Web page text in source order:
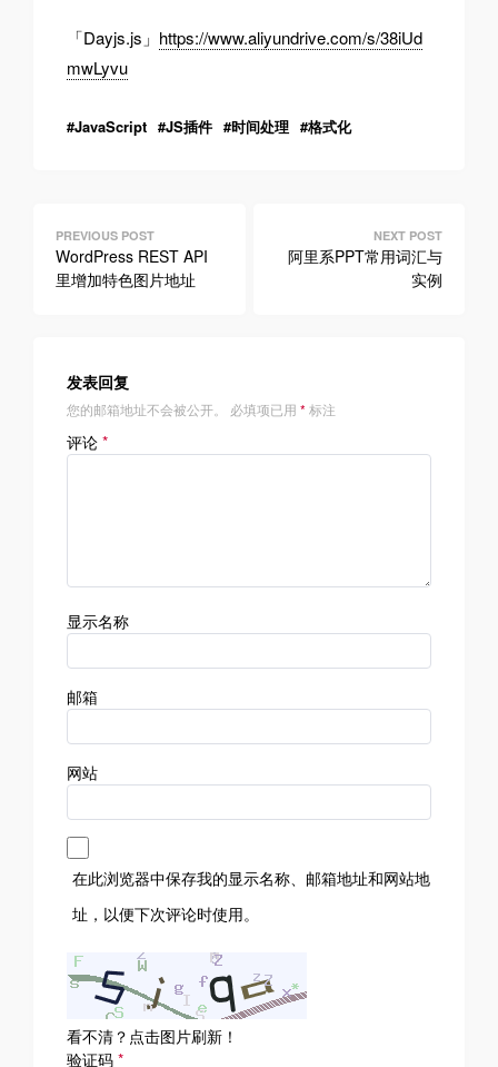
「Dayjs.js」 https://www.aliyundrive.com/s/38iUd
mwLyvu
JavaScript JS插件 时间处理 格式化
文
章WordPress REST API
里增加特色图片地址
阿里系PPT常用词汇与
实例
发表回复
您的邮箱地址不会被公开。 必填项已用 * 标注
评论 *
显示名称
邮箱
网站
在此浏览器中保存我的显示名称、邮箱地址和网站地
址，以便下次评论时使用。
看不清？点击图片刷新！
验证码 *